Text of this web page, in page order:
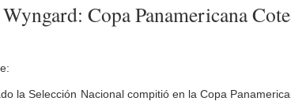
Copa Panamericana
la Selección Nacional compitió en la Copa